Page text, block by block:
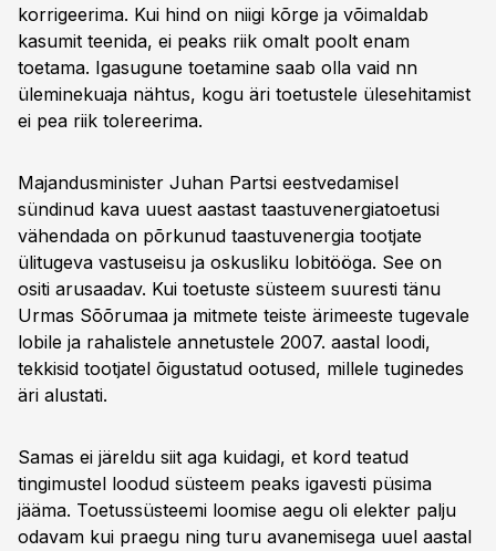
korrigeerima. Kui hind on niigi kõrge ja võimaldab
kasumit teenida, ei peaks riik omalt poolt enam
toetama. Igasugune toetamine saab olla vaid nn
üleminekuaja nähtus, kogu äri toetustele ülesehitamist
ei pea riik tolereerima.
Majandusminister Juhan Partsi eestvedamisel
sündinud kava uuest aastast taastuvenergiatoetusi
vähendada on põrkunud taastuvenergia tootjate
ülitugeva vastuseisu ja oskusliku lobitööga. See on
ositi arusaadav. Kui toetuste süsteem suuresti tänu
Urmas Sõõrumaa ja mitmete teiste ärimeeste tugevale
lobile ja rahalistele annetustele 2007. aastal loodi,
tekkisid tootjatel õigustatud ootused, millele tuginedes
äri alustati.
Samas ei järeldu siit aga kuidagi, et kord teatud
tingimustel loodud süsteem peaks igavesti püsima
jääma. Toetussüsteemi loomise aegu oli elekter palju
odavam kui praegu ning turu avanemisega uuel aastal